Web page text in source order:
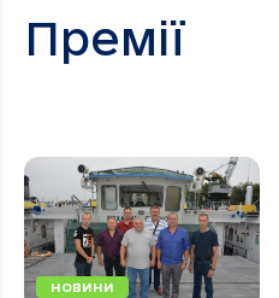
Премії
НОВИНИ